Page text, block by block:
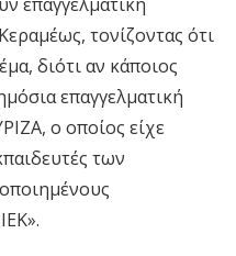
τονίζοντας ότι
διότι αν κάποιος
επαγγελματική
ο οποίος είχε
των